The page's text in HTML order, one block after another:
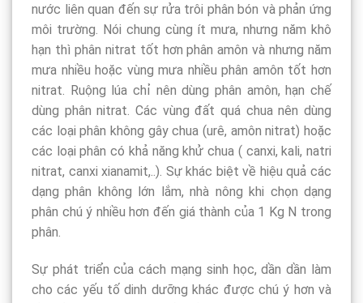
nước liên quan đến sự rửa trôi phân bón và phản ứng
môi trường. Nói chung cùng ít mưa, nhưng năm khô
hạn thì phân nitrat tốt hơn phân amôn và nhưng năm
mưa nhiều hoặc vùng mưa nhiều phân amôn tốt hơn
nitrat. Ruộng lúa chỉ nên dùng phân amôn, hạn chế
dùng phân nitrat. Các vùng đất quá chua nên dùng
các loại phân không gây chua (urê, amôn nitrat) hoặc
các loại phân có khả năng khử chua ( canxi, kali, natri
nitrat, canxi xianamit,..). Sự khác biệt về hiệu quả các
dạng phân không lớn lắm, nhà nông khi chọn dạng
phân chú ý nhiều hơn đến giá thành của 1 Kg N trong
phân.
Sự phát triển của cách mạng sinh học, dần dần làm
cho các yếu tố dinh dưỡng khác được chú ý hơn và